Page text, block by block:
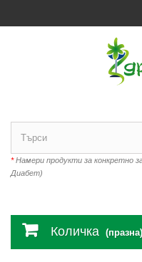
*Намери продукти за конкретно
Диабет)
Количка (празна)